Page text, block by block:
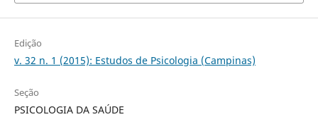
Edição
v. 32 n. 1 (2015): Estudos de Psicologia (Campinas)
Seção
PSICOLOGIA DA SAÚDE